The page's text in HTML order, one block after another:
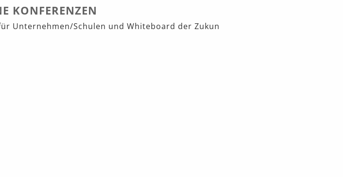
KONFERENZEN
Unternehmen/Schulen und Whiteboard der Zukun